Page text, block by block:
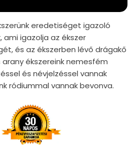
eredetiséget igazoló
ami igazolja az ékszer
és az ékszerben lévő drágakő
ékszereink nemesfém
és névjelzéssel vannak
ródiummal vannak bevonva.